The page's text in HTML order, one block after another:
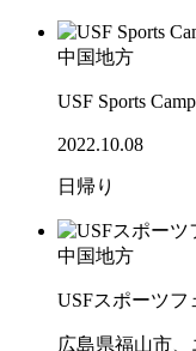
中国地方
USF Sports
2022.10.08
日帰り
中国地方
USFスポーツフ
広島県福山市